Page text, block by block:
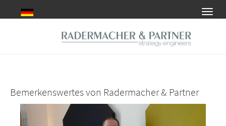
Hauptinhalt
Bemerkenswertes von Radermacher & Partner